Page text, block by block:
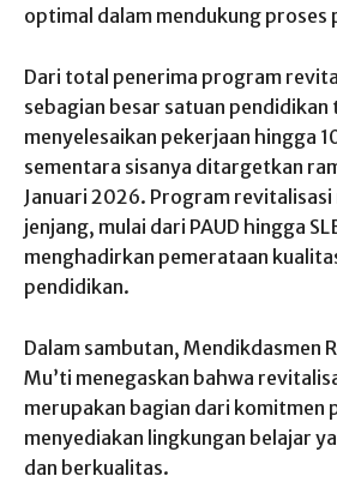
optimal dalam mendukung proses
Dari total penerima program
sebagian besar satuan pendidikan
menyelesaikan pekerjaan hingga
sementara sisanya ditargetkan
Januari 2026. Program
jenjang, mulai dari PAUD hingga
menghadirkan pemerataan
pendidikan.
Dalam sambutan, Mendikdasmen
Mu’ti menegaskan bahwa
merupakan bagian dari komitmen
menyediakan lingkungan belajar
dan berkualitas.